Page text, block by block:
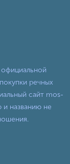
речных
сайт mos-
названию не